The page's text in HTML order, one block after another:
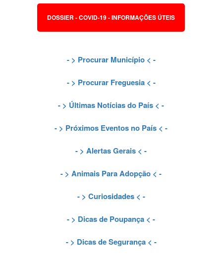
DOSSIER - COVID-19 - INFORMAÇÕES ÚTEIS
- > Procurar Município< -
- > Procurar Freguesia< -
- > Últimas Notícias do País < -
- > Próximos Eventos no País < -
- > Alertas Gerais < -
- > Animais Para Adopção < -
- > Curiosidades< -
- > Dicas de Poupança < -
- > Dicas de Segurança< -